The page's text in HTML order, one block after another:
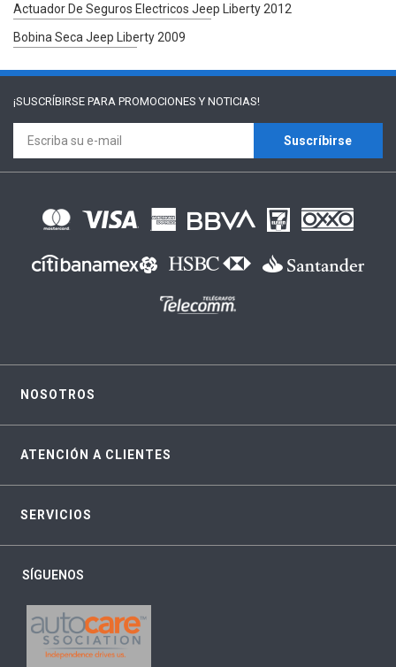
Actuador De Seguros Electricos Jeep Liberty 2012
Bobina Seca Jeep Liberty 2009
¡SUSCRÍBIRSE PARA PROMOCIONES Y NOTICIAS!
Suscríbirse
NOSOTROS
ATENCIÓN A CLIENTES
SERVICIOS
SÍGUENOS